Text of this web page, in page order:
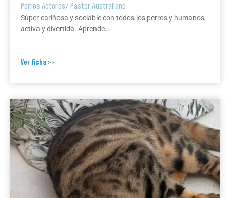
Perros Actores/Pastor Australiano
Súper cariñosa y sociable con todos los perros y humanos,
activa y divertida. Aprende...
Ver ficha >>